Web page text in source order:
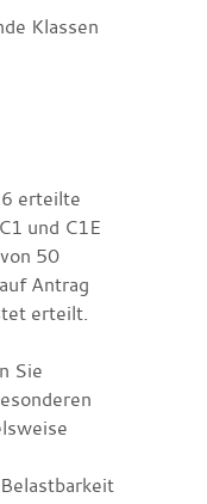
Klassen
erteilte
und C1E
50
Antrag
erteilt.
Sie
nderen